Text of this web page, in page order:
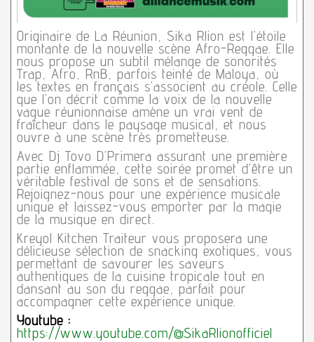
Originaire de La Réunion, Sika Rlion est l’étoile
montante de la nouvelle scène Afro-Reggae. Elle
nous propose un subtil mélange de sonorités
Trap, Afro, RnB, parfois teinté de Maloya, où
les textes en français s’associent au créole. Celle
que l’on décrit comme la voix de la nouvelle
vague réunionnaise amène un vrai vent de
fraîcheur dans le paysage musical, et nous
ouvre à une scène très prometteuse.
Avec Dj Tovo D’Primera assurant une première
partie enflammée, cette soirée promet d’être un
véritable festival de sons et de sensations.
Rejoignez-nous pour une expérience musicale
unique et laissez-vous emporter par la magie
de la musique en direct.
Kreyol Kitchen Traiteur vous proposera une
délicieuse sélection de snacking exotiques, vous
permettant de savourer les saveurs
authentiques de la cuisine tropicale tout en
dansant au son du reggae, parfait pour
accompagner cette expérience unique.
Youtube :
https://www.youtube.com/@SikaRlionofficiel